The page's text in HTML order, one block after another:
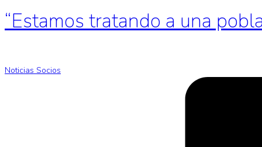
“Estamos tratando a una
Noticias Socios